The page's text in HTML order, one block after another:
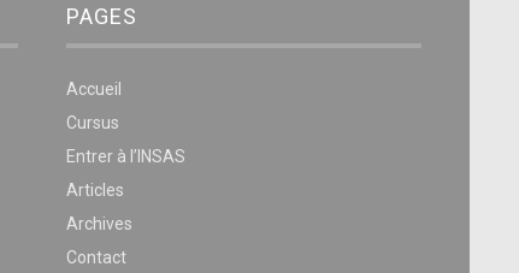
PAGES
Accueil
Cursus
Entrer à l’INSAS
Articles
Archives
Contact